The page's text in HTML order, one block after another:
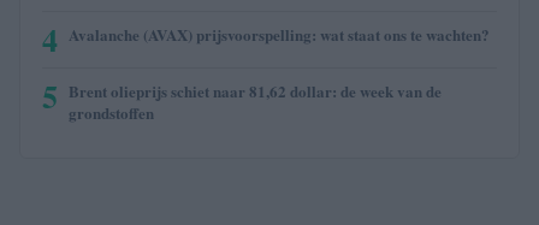
4 Avalanche (AVAX) prijsvoorspelling: wat staat ons te wachten?
5 Brent olieprijs schiet naar 81,62 dollar: de week van de
grondstoffen